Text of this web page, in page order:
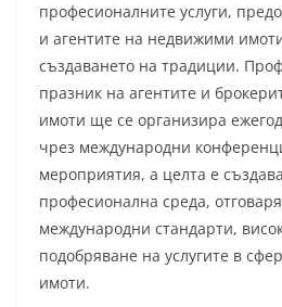
професионалните услуги,
и агентите на недвижими
създаването на традиции.
празник на агентите и
имоти ще се организира
чрез международни
мероприятия, а целта е
професионална среда,
международни стандарти,
подобряване на услугите в
имоти.